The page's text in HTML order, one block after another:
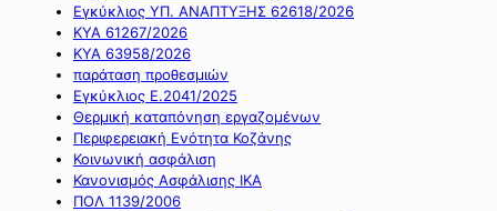
Εγκύκλιος ΥΠ. ΑΝΑΠΤΥΞΗΣ 62618/2026
ΚΥΑ 61267/2026
ΚΥΑ 63958/2026
παράταση προθεσμιών
Εγκύκλιος Ε.2041/2025
Θερμική καταπόνηση εργαζομένων
Περιφερειακή Ενότητα Κοζάνης
Κοινωνική ασφάλιση
Κανονισμός Ασφάλισης ΙΚΑ
ΠΟΛ 1139/2006